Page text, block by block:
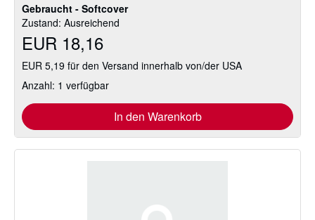
Gebraucht - Softcover
Zustand: Ausreichend
EUR 18,16
EUR 5,19 für den Versand innerhalb von/der USA
Anzahl: 1 verfügbar
In den Warenkorb